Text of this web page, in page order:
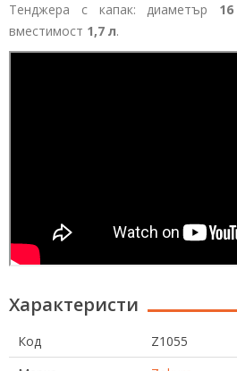
Тенджера с капак: диаметър 16
вместимост 1,7 л.
Характеристи
Код
Z1055